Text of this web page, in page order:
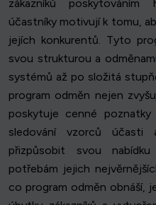
zákazníků
účastníky motivují k tomu,
jejích konkurentů. Tyto
svou strukturou a
systémů až po složitá
program odměn nejen
poskytuje cenné
sledování vzorců účasti
přizpůsobit svou
potřebám jejich
co program odměn obnáší,